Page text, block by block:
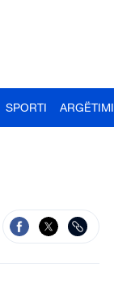
SPORTI ARGËTIMI